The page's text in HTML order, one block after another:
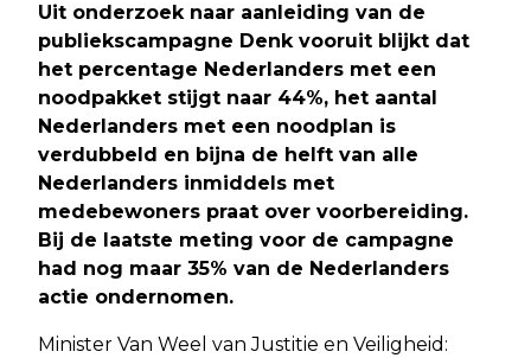
Uit onderzoek naar aanleiding van de
publiekscampagne Denk vooruit blijkt dat
het percentage Nederlanders met een
noodpakket stijgt naar 44%, het aantal
Nederlanders met een noodplan is
verdubbeld en bijna de helft van alle
Nederlanders inmiddels met
medebewoners praat over voorbereiding.
Bij de laatste meting voor de campagne
had nog maar 35% van de Nederlanders
actie ondernomen.
Minister Van Weel van Justitie en Veiligheid: